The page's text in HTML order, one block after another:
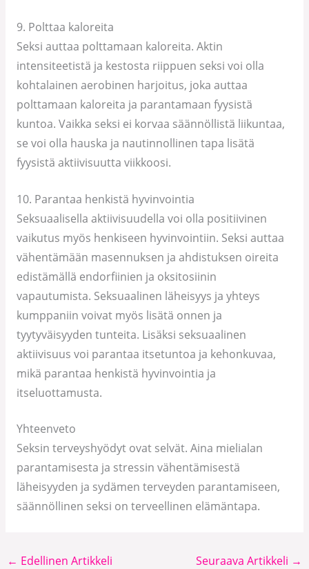
9. Polttaa kaloreita
Seksi auttaa polttamaan kaloreita. Aktin
intensiteetistä ja kestosta riippuen seksi voi olla
kohtalainen aerobinen harjoitus, joka auttaa
polttamaan kaloreita ja parantamaan fyysistä
kuntoa. Vaikka seksi ei korvaa säännöllistä liikuntaa,
se voi olla hauska ja nautinnollinen tapa lisätä
fyysistä aktiivisuutta viikkoosi.
10. Parantaa henkistä hyvinvointia
Seksuaalisella aktiivisuudella voi olla positiivinen
vaikutus myös henkiseen hyvinvointiin. Seksi auttaa
vähentämään masennuksen ja ahdistuksen oireita
edistämällä endorfiinien ja oksitosiinin
vapautumista. Seksuaalinen läheisyys ja yhteys
kumppaniin voivat myös lisätä onnen ja
tyytyväisyyden tunteita. Lisäksi seksuaalinen
aktiivisuus voi parantaa itsetuntoa ja kehonkuvaa,
mikä parantaa henkistä hyvinvointia ja
itseluottamusta.
Yhteenveto
Seksin terveyshyödyt ovat selvät. Aina mielialan
parantamisesta ja stressin vähentämisestä
läheisyyden ja sydämen terveyden parantamiseen,
säännöllinen seksi on terveellinen elämäntapa.
← Edellinen Artikkeli Seuraava Artikkeli →